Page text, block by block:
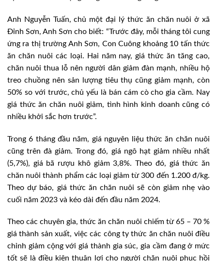
Anh Nguyễn Tuấn, chủ một đại lý thức ăn chăn nuôi ở xã
Đỉnh Sơn, Anh Sơn cho biết: “Trước đây, mỗi tháng tôi cung
ứng ra thị trường Anh Sơn, Con Cuông khoảng 10 tấn thức
ăn chăn nuôi các loại. Hai năm nay, giá thức ăn tăng cao,
chăn nuôi thua lỗ nên người dân giảm đàn mạnh, nhiều hộ
treo chuồng nên sản lượng tiêu thụ cũng giảm mạnh, còn
50% so với trước, chủ yếu là bán cám cò cho gia cầm. Nay
giá thức ăn chăn nuôi giảm, tình hình kinh doanh cũng có
nhiều khởi sắc hơn trước”.
Trong 6 tháng đầu năm, giá nguyên liệu thức ăn chăn nuôi
cũng trên đà giảm. Trong đó, giá ngô hạt giảm nhiều nhất
(5,7%), giá bã rượu khô giảm 3,8%. Theo đó, giá thức ăn
chăn nuôi thành phẩm các loại giảm từ 300 đến 1.200 đ/kg.
Theo dự báo, giá thức ăn chăn nuôi sẽ còn giảm nhẹ vào
cuối năm 2023 và kéo dài đến đầu năm 2024.
Theo các chuyên gia, thức ăn chăn nuôi chiếm từ 65 – 70 %
giá thành sản xuất, việc các công ty thức ăn chăn nuôi điều
chỉnh giảm cộng với giá thành gia súc, gia cầm đang ở mức
tốt sẽ là điều kiện thuận lợi cho người chăn nuôi phục hồi